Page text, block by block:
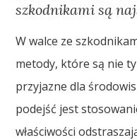
szkodnikami są
W walce ze
metody, które są nie
przyjazne dla
podejść jest
właściwości